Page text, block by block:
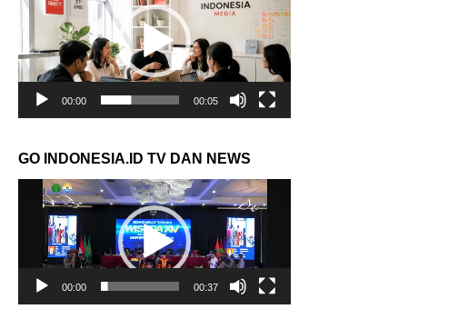
00:00 00:05
GO INDONESIA.ID TV DAN NEWS
Pemutar
Video
00:00 00:37